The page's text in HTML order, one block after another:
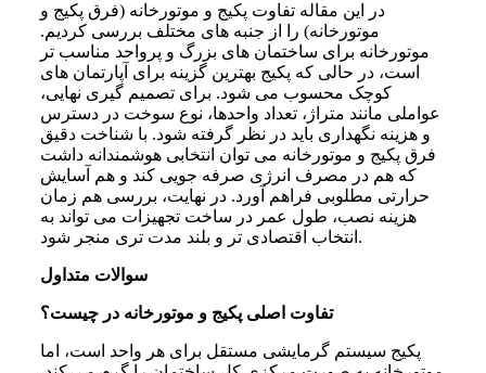
در این مقاله تفاوت پکیج و موتورخانه (فرق پکیج و
موتورخانه) را از جنبه های مختلف بررسی کردیم.
موتورخانه برای ساختمان های بزرگ و پرواحد مناسب تر
است، در حالی که پکیج بهترین گزینه برای آپارتمان های
کوچک محسوب می شود. برای تصمیم گیری نهایی،
عواملی مانند متراژ، تعداد واحدها، نوع سوخت در دسترس
و هزینه نگهداری باید در نظر گرفته شود. با شناخت دقیق
فرق پکیج و موتورخانه می توان انتخابی هوشمندانه داشت
که هم در مصرف انرژی صرفه جویی کند و هم آسایش
حرارتی مطلوبی فراهم آورد. در نهایت، بررسی هم‌ زمان
هزینه نصب، طول عمر در ساخت تجهیزات می‌ تواند به
انتخاب اقتصادی‌ تر و بلند مدت ‌تری منجر شود.
سوالات متداول
تفاوت اصلی پکیج و موتورخانه در چیست؟
پکیج سیستم گرمایشی مستقل برای هر واحد است، اما